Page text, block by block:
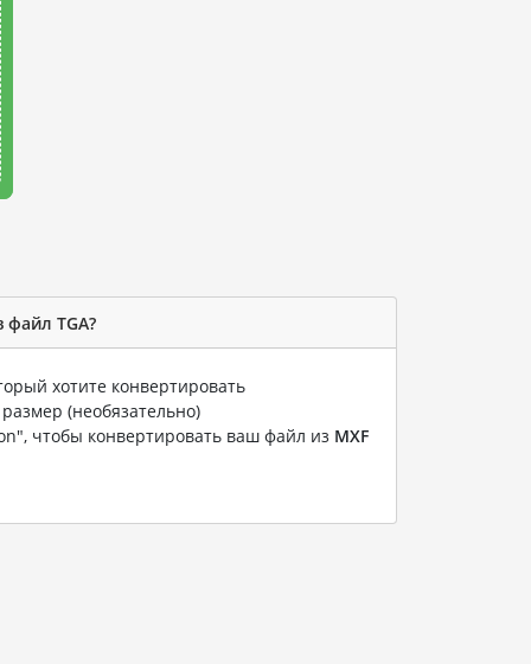
файл TGA?
хотите конвертировать
(необязательно)
чтобы конвертировать ваш файл из MXF